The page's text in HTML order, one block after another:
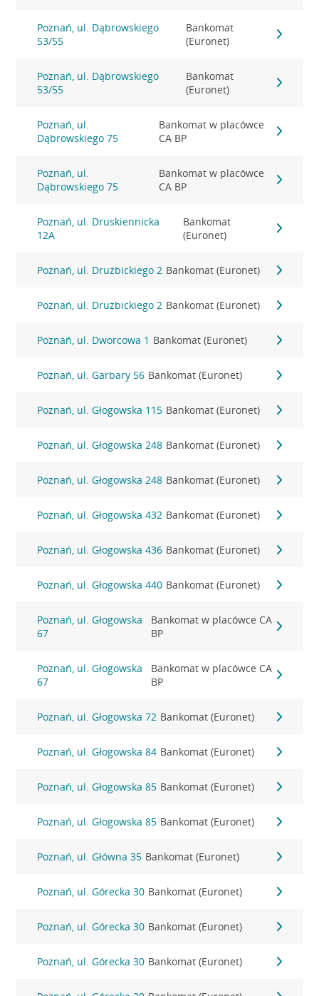
Poznań, ul. Dąbrowskiego
53/55
Bankomat
(Euronet)
Poznań, ul. Dąbrowskiego
53/55
Bankomat
(Euronet)
Poznań, ul.
Dąbrowskiego 75
Bankomat w placówce
CA BP
Poznań, ul.
Dąbrowskiego 75
Bankomat w placówce
CA BP
Poznań, ul. Druskiennicka
12A
Bankomat
(Euronet)
Poznań, ul. Drużbickiego 2 Bankomat (Euronet)
Poznań, ul. Drużbickiego 2 Bankomat (Euronet)
Poznań, ul. Dworcowa 1 Bankomat (Euronet)
Poznań, ul. Garbary 56 Bankomat (Euronet)
Poznań, ul. Głogowska 115 Bankomat (Euronet)
Poznań, ul. Głogowska 248 Bankomat (Euronet)
Poznań, ul. Głogowska 248 Bankomat (Euronet)
Poznań, ul. Głogowska 432 Bankomat (Euronet)
Poznań, ul. Głogowska 436 Bankomat (Euronet)
Poznań, ul. Głogowska 440 Bankomat (Euronet)
Poznań, ul. Głogowska
67
Bankomat w placówce CA
BP
Poznań, ul. Głogowska
67
Bankomat w placówce CA
BP
Poznań, ul. Głogowska 72 Bankomat (Euronet)
Poznań, ul. Głogowska 84 Bankomat (Euronet)
Poznań, ul. Głogowska 85 Bankomat (Euronet)
Poznań, ul. Głogowska 85 Bankomat (Euronet)
Poznań, ul. Główna 35 Bankomat (Euronet)
Poznań, ul. Górecka 30 Bankomat (Euronet)
Poznań, ul. Górecka 30 Bankomat (Euronet)
Poznań, ul. Górecka 30 Bankomat (Euronet)